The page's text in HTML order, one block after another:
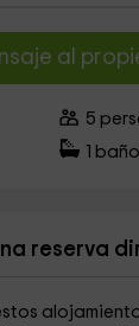
al
5
reserva